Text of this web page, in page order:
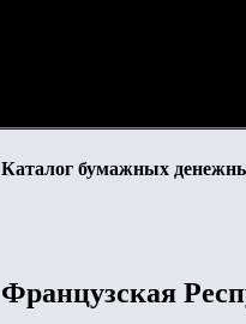
Каталог бумажных
Французская